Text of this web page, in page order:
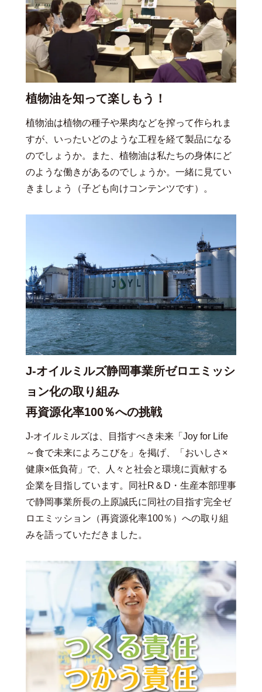
植物油を知って楽しもう！
植物油は植物の種子や果肉などを搾って作られま
すが、いったいどのような工程を経て製品になる
のでしょうか。また、植物油は私たちの身体にど
のような働きがあるのでしょうか。一緒に見てい
きましょう（子ども向けコンテンツです）。
J-オイルミルズ静岡事業所ゼロエミッシ
ョン化の取り組み
再資源化率100％への挑戦
J-オイルミルズは、目指すべき未来「Joy for Life
～食で未来によろこびを」を掲げ、「おいしさ×
健康×低負荷」で、人々と社会と環境に貢献する
企業を目指しています。同社R＆D・生産本部理事
で静岡事業所長の上原誠氏に同社の目指す完全ゼ
ロエミッション（再資源化率100％）への取り組
みを語っていただきました。